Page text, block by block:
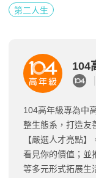
第二人生
104
104高年級專為中
整生態系，打造友
【嚴選人才亮點
看見你的價值；並
等多元形式拓展生